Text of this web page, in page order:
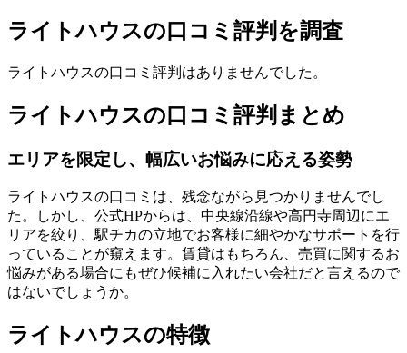
ライトハウスの口コミ評判を調査
ライトハウスの口コミ評判はありませんでした。
ライトハウスの口コミ評判まとめ
エリアを限定し、幅広いお悩みに応える姿勢
ライトハウスの口コミは、残念ながら見つかりませんでし
た。しかし、公式HPからは、 中央線沿線や高円寺周辺 にエ
リアを絞り、駅チカの立地でお客様に細やかなサポートを行
っていることが窺えます。賃貸はもちろん、売買に関するお
悩みがある場合にもぜひ候補に入れたい会社だと言えるので
はないでしょうか。
ライトハウスの特徴